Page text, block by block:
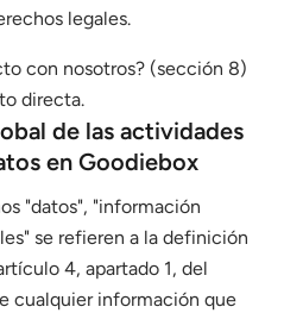
legales.
con nosotros? (sección 8)
directa.
de las actividades
en Goodiebox
"datos", "información
se refieren a la definición
4, apartado 1, del
cualquier información que